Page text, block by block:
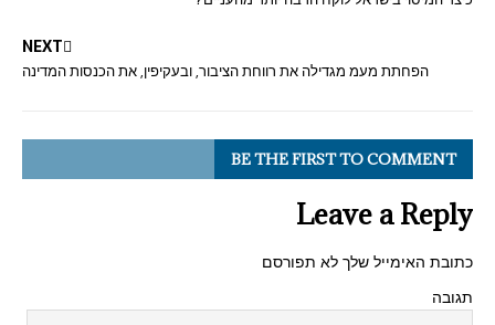
NEXT
הפחתת מעמ מגדילה את רווחת הציבור, ובעקיפין, את הכנסות המדינה
BE THE FIRST TO COMMENT
Leave a Reply
כתובת האימייל שלך לא תפורסם
תגובה